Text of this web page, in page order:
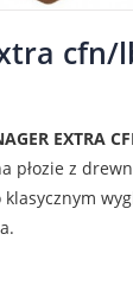
cfn/
EXTRA
płozie z